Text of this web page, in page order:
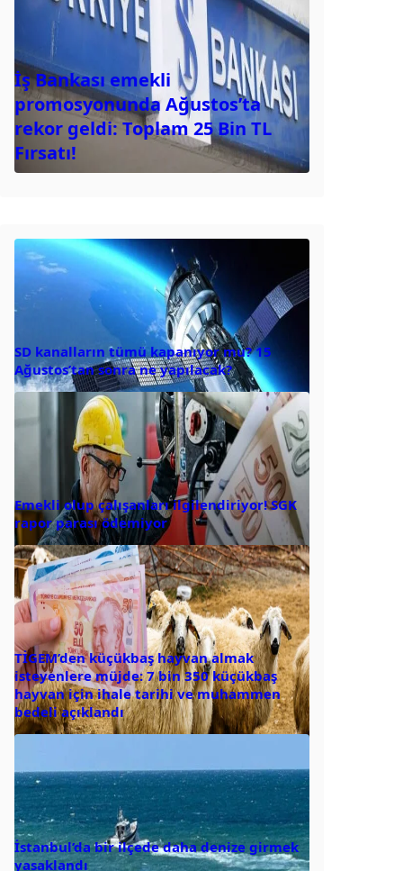
İş Bankası emekli
promosyonunda Ağustos’ta
rekor geldi: Toplam 25 Bin TL
Fırsatı!
SD kanalların tümü kapanıyor mu? 15
Ağustos’tan sonra ne yapılacak?
Emekli olup çalışanları ilgilendiriyor! SGK
rapor parası ödemiyor
TİGEM’den küçükbaş hayvan almak
isteyenlere müjde: 7 bin 350 küçükbaş
hayvan için ihale tarihi ve muhammen
bedeli açıklandı
İstanbul’da bir ilçede daha denize girmek
yasaklandı